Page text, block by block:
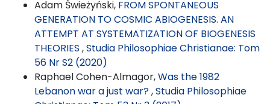
Adam Świeżyński, FROM SPONTANEOUS
GENERATION TO COSMIC ABIOGENESIS. AN
ATTEMPT AT SYSTEMATIZATION OF BIOGENESIS
THEORIES ,Studia Philosophiae Christianae: Tom
56 Nr S2 (2020)
Raphael Cohen-Almagor,Was the 1982
Lebanon war a just war?,Studia Philosophiae